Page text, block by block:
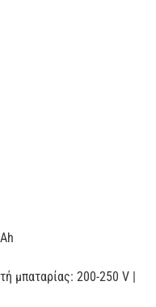
μπαταρίας: 200-250 V |